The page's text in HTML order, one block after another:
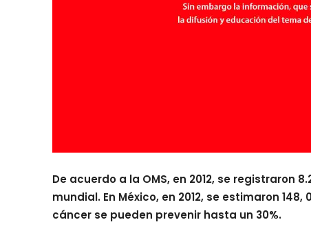
De acuerdo a la OMS, en 2012, se registraron
mundial. En México, en 2012, se estimaron
cáncer se pueden prevenir hasta un 30%.